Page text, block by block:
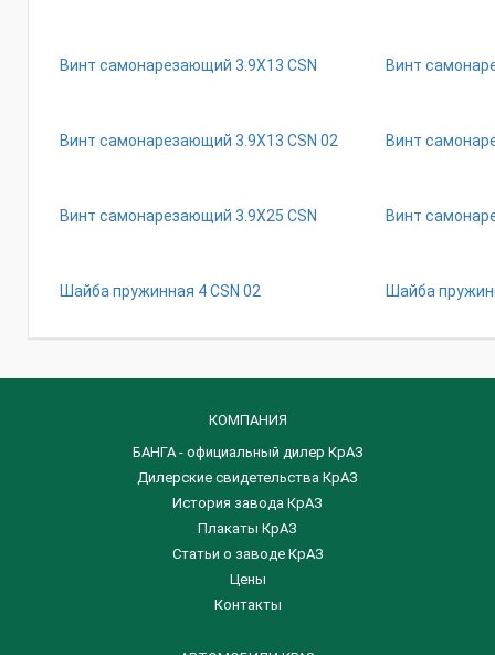
Винт самонарезающий 3.9Х13 СSN Винт
Винт самонарезающий 3.9Х13 СSN 02 Винт
Винт самонарезающий 3.9Х25 СSN Винт
Шайба пружинная 4 СSN 02 Шайба
КОМПАНИЯ
БАНГА - официальный дилер КрАЗ
Дилерские свидетельства КрАЗ
История завода КрАЗ
Плакаты КрАЗ
Статьи о заводе КрАЗ
Цены
Контакты